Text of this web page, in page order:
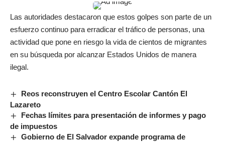
Las autoridades destacaron que estos golpes son parte de un
esfuerzo continuo para erradicar el tráfico de personas, una
actividad que pone en riesgo la vida de cientos de migrantes
en su búsqueda por alcanzar Estados Unidos de manera
ilegal.
Reos reconstruyen el Centro Escolar Cantón El
Lazareto
Fechas límites para presentación de informes y pago
de impuestos
Gobierno de El Salvador expande programa de